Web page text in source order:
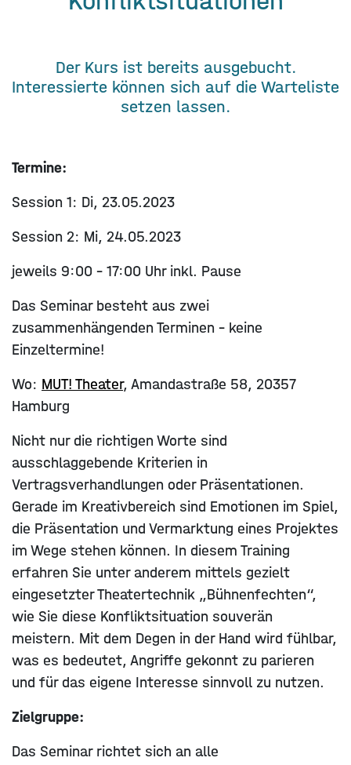
Der Kurs ist bereits ausgebucht.
Interessierte können sich auf die Warteliste
setzen lassen.
Termine:
Session 1: Di, 23.05.2023
Session 2: Mi, 24.05.2023
jeweils 9:00 – 17:00 Uhr inkl. Pause
Das Seminar besteht aus zwei
zusammenhängenden Terminen – keine
Einzeltermine!
Wo: MUT! Theater, Amandastraße 58, 20357
Hamburg
Nicht nur die richtigen Worte sind
ausschlaggebende Kriterien in
Vertragsverhandlungen oder Präsentationen.
Gerade im Kreativbereich sind Emotionen im Spiel,
die Präsentation und Vermarktung eines Projektes
im Wege stehen können. In diesem Training
erfahren Sie unter anderem mittels gezielt
eingesetzter Theatertechnik „Bühnenfechten“,
wie Sie diese Konfliktsituation souverän
meistern. Mit dem Degen in der Hand wird fühlbar,
was es bedeutet, Angriffe gekonnt zu parieren
und für das eigene Interesse sinnvoll zu nutzen.
Zielgruppe:
Das Seminar richtet sich an alle